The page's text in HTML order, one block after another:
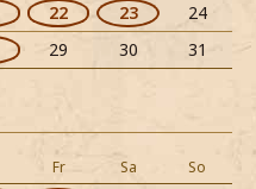
22 23
24
29 30 31
Fr Sa So